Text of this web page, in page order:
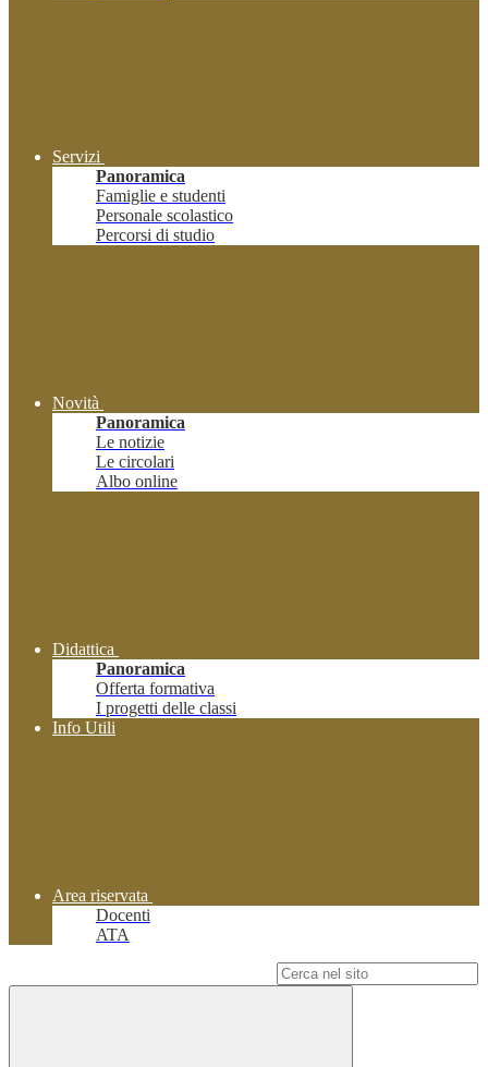
Servizi
Panoramica
Famiglie e studenti
Personale scolastico
Percorsi di studio
Novità
Panoramica
Le notizie
Le circolari
Albo online
Didattica
Panoramica
Offerta formativa
I progetti delle classi
Info Utili
Area riservata
Docenti
ATA